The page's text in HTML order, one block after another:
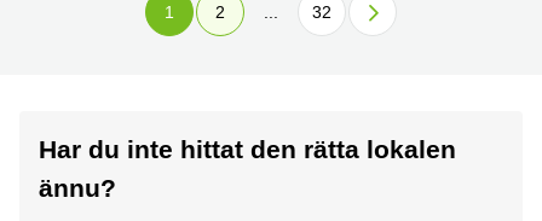
1 2 32
Har du inte hittat den rätta lokalen
ännu?